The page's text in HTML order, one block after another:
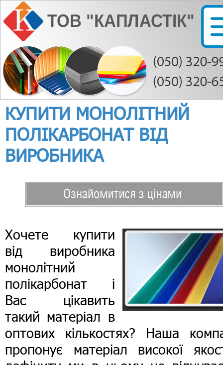
КУПИТИ МОНОЛІТНИЙ
ПОЛІКАРБОНАТ ВІД
ВИРОБНИКА
Хочете купити
від виробника
монолітний
полікарбонат і
Вас цікавить
такий матеріал в
оптових кількостях? Наша
пропонує матеріал високої